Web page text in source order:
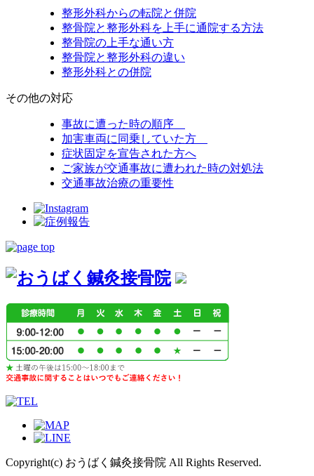
整形外科からの転院と併院
整骨院と整形外科を上手に通院する方法
整骨院の上手な通い方
整骨院と整形外科の違い
整形外科との併院
その他の対応
事故に遭った時の順序
加害車両に同乗していた方
症状固定を宣告された方へ
ご家族が交通事故に遭われた時の対処法
交通事故治療の重要性
Copyright(c) おうばく鍼灸接骨院 All Rights Reserved.